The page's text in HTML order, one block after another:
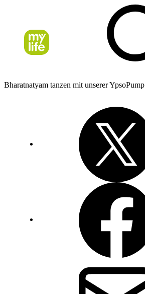
Bharatnatyam tanzen mit unserer YpsoPump